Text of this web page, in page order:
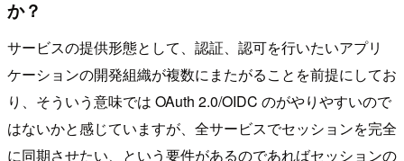
か？
サービスの提供形態として、認証、認可を行いたいアプリ
ケーションの開発組織が複数にまたがることを前提にしてお
り、そういう意味では OAuth 2.0/OIDC のがやりやすいので
はないかと感じていますが、全サービスでセッションを完全
に同期させたい、という要件があるのであればセッションの